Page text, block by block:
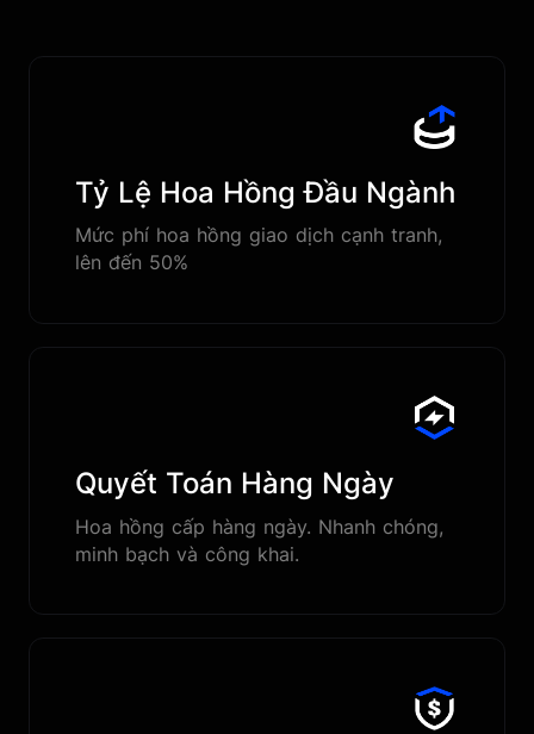
Tỷ Lệ Hoa Hồng Đầu Ngành
Mức phí hoa hồng giao dịch cạnh tranh,
lên đến 50%
Quyết Toán Hàng Ngày
Hoa hồng cấp hàng ngày. Nhanh chóng,
minh bạch và công khai.